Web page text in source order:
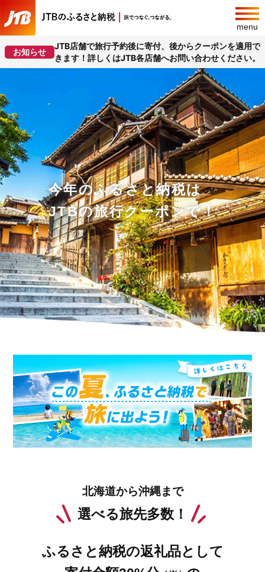
menu
お知らせ
JTB店舗で旅行予約後に寄付、後からクーポンを適用で
きます！詳しくはJTB各店舗へお問い合わせください。
今年のふるさと納税は
JTBの旅行クーポンで！
北海道から沖縄まで
選べる旅先多数！
ふるさと納税の返礼品として